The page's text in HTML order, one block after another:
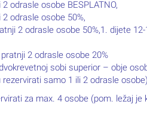
odrasle osobe BESPLATNO,
odrasle osobe 50%,
2 odrasle osobe 50%,1. dijete
2 odrasle osobe 20%
sobi superior – obje
samo 1 ili 2 odrasle osobe)
za max. 4 osobe (pom. ležaj